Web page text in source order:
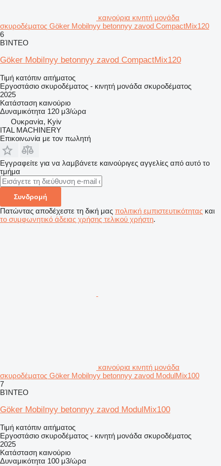
καινούρια κινητή μονάδα
σκυροδέματος Göker Mobilnyy betonnyy zavod CompactMix120
6
ΒΊΝΤΕΟ
Göker Mobilnyy betonnyy zavod CompactMix120
Τιμή κατόπιν αιτήματος
Εργοστάσιο σκυροδέματος - κινητή μονάδα σκυροδέματος
2025
Κατάσταση καινούριο
Δυναμικότητα 120 μ3/ώρα
Ουκρανία, Kyiv
ITAL MACHINERY
Επικοινωνία με τον πωλητή
Εγγραφείτε για να λαμβάνετε καινούριγες αγγελίες από αυτό το
τμήμα
Συνδρομή
Πατώντας αποδέχεστε τη δική μας πολιτική εμπιστευτικότητας και
το συμφωνητικό άδειας χρήσης τελικού χρήστη.
καινούρια κινητή μονάδα
σκυροδέματος Göker Mobilnyy betonnyy zavod ModulMix100
7
ΒΊΝΤΕΟ
Göker Mobilnyy betonnyy zavod ModulMix100
Τιμή κατόπιν αιτήματος
Εργοστάσιο σκυροδέματος - κινητή μονάδα σκυροδέματος
2025
Κατάσταση καινούριο
Δυναμικότητα 100 μ3/ώρα